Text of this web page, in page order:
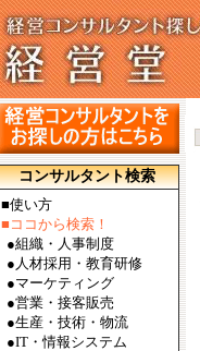
コンサルタント検索
■使い方
■ココから検索！
●組織・人事制度
● 人材採用・教育研修
●マーケティング
●営業・接客販売
●生産・技術・物流
●IT・情報システム